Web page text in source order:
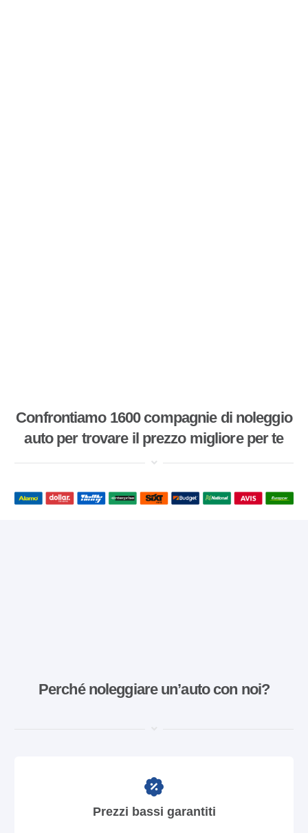
Confrontiamo 1600 compagnie di noleggio
auto per trovare il prezzo migliore per te
Perché noleggiare un’auto con noi?
Prezzi bassi garantiti